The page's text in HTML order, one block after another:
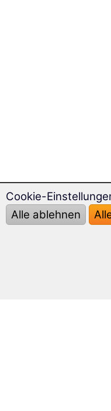
Cookie-
Alle ablehnen